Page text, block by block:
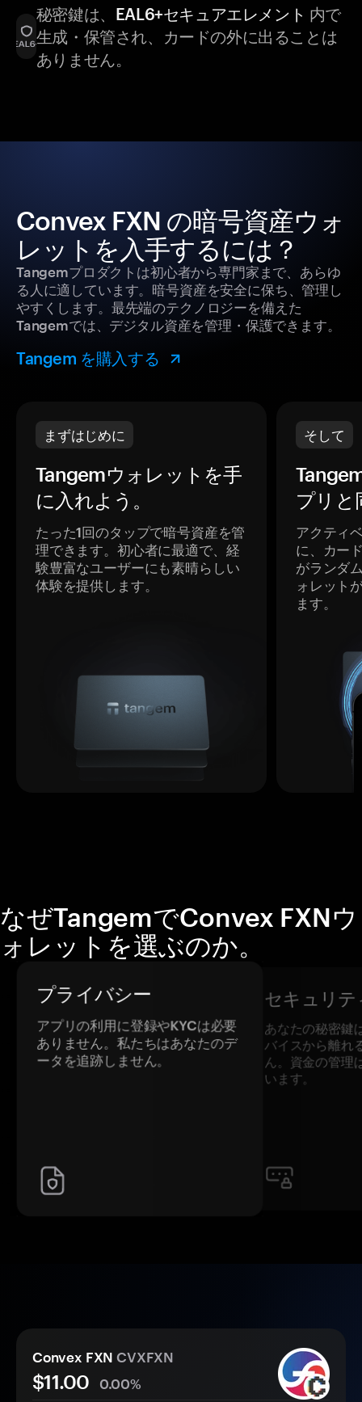
秘密鍵は、 EAL6+セキュアエレメント 内で
生成・保管され、カードの外に出ることは
ありません。
Convex FXN の暗号資産ウォ
レットを入手するには？
Tangemプロダクトは初心者から専門家まで、あらゆ
る人に適しています。暗号資産を安全に保ち、管理し
やすくします。最先端のテクノロジーを備えた
Tangemでは、デジタル資産を管理・保護できます。
Tangem を購入する
まずはじめに
Tangemウォレットを手
に入れよう。
たった1回のタップで暗号資産を管
理できます。初心者に最適で、経
験豊富なユーザーにも素晴らしい
体験を提供します。
そして
プリと
アクティ
に、カー
がランダ
ォレット
ます。
なぜTangemでConvex FXNウ
ォレットを選ぶのか。
プライバシー
アプリの利用に登録やKYCは必要
ありません。私たちはあなたのデ
ータを追跡しません。
セキュリテ
あなたの秘密鍵
バイスから離れ
ん。資金の管理
います。
Convex FXN CVXFXN
$11.00 0.00%